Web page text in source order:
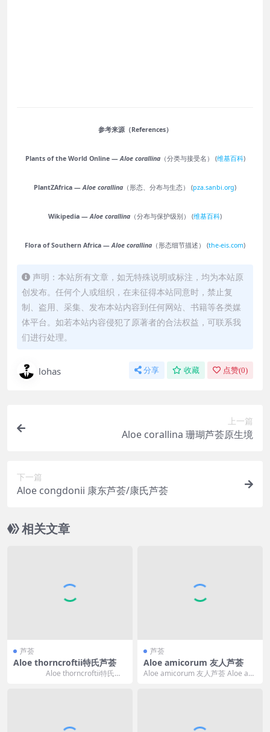
参考来源（References）
Plants of the World Online —Aloe corallina（分类与接受名） (维基百科)
PlantZAfrica —Aloe corallina （形态、分布与生态） (pza.sanbi.org)
Wikipedia —Aloe corallina （分布与保护级别） (维基百科)
Flora of Southern Africa —Aloe corallina （形态细节描述） (the-eis.com)
声明：本站所有文章，如无特殊说明或标注，均为本站原
创发布。任何个人或组织，在未征得本站同意时，禁止复
制、盗用、采集、发布本站内容到任何网站、书籍等各类媒
体平台。如若本站内容侵犯了原著者的合法权益，可联系我
们进行处理。
lohas 分享 收藏 点赞(0)
上一篇
Aloe corallina 珊瑚芦荟原生境
下一篇
Aloe congdonii 康东芦荟/康氏芦荟
相关文章
芦荟
Aloe thorncroftii特氏芦荟
Aloe thorncroftii特氏芦
芦荟
Aloe amicorum 友人芦荟
Aloe amicorum 友人芦荟 Aloe ami